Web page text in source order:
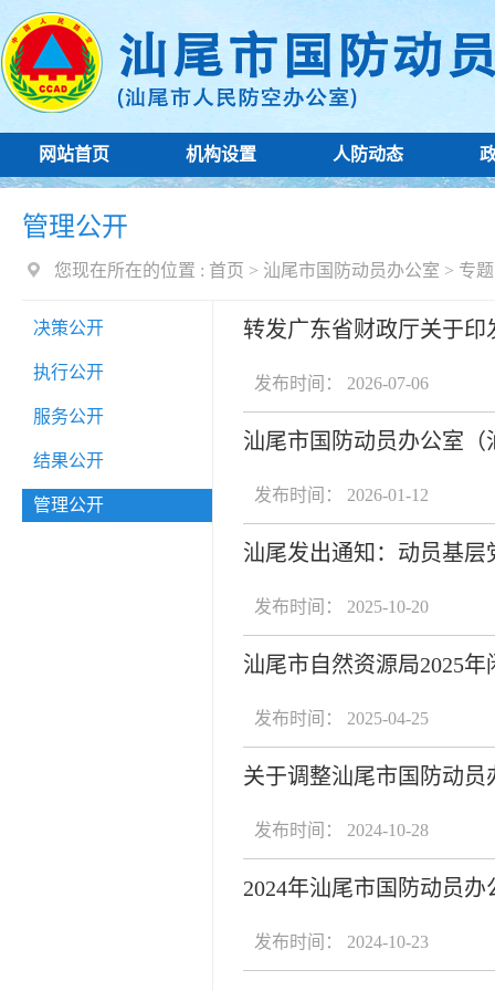
网站首页 机构设置 人防动态
管理公开
您现在所在的位置 : 首页 > 汕尾市国防动员办公室 > 专
决策公开
执行公开
服务公开
结果公开
管理公开
转发广东省财政厅关于
发布时间： 2026-07-06
汕尾市国防动员办公室
发布时间： 2026-01-12
汕尾发出通知：动员基
发布时间： 2025-10-20
汕尾市自然资源局2025
发布时间： 2025-04-25
关于调整汕尾市国防动
发布时间： 2024-10-28
2024年汕尾市国防动员
发布时间： 2024-10-23